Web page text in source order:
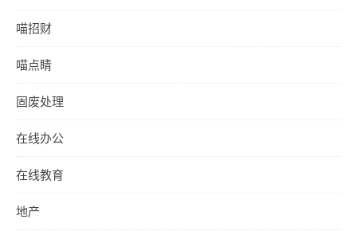
喵招财
喵点睛
固废处理
在线办公
在线教育
地产